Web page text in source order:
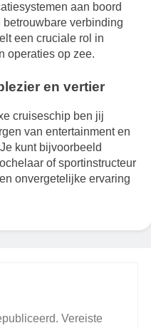
aan boord
verbinding
een cruciale rol in
operaties op zee.
en vertier
cruiseschip ben jij
van entertainment en
kunt bijvoorbeeld
of sportinstructeur
onvergetelijke ervaring
Vereiste